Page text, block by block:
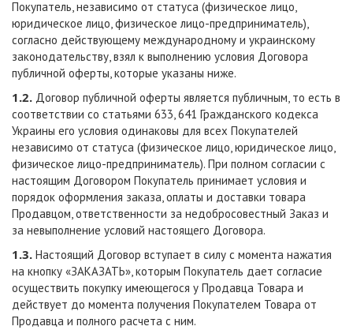
Покупатель, независимо от статуса (физическое лицо,
юридическое лицо, физическое лицо-предприниматель),
согласно действующему международному и украинскому
законодательству, взял к выполнению условия Договора
публичной оферты, которые указаны ниже.
1.2. Договор публичной оферты является публичным, то есть в
соответствии со статьями 633, 641 Гражданского кодекса
Украины его условия одинаковы для всех Покупателей
независимо от статуса (физическое лицо, юридическое лицо,
физическое лицо-предприниматель). При полном согласии с
настоящим Договором Покупатель принимает условия и
порядок оформления заказа, оплаты и доставки товара
Продавцом, ответственности за недобросовестный Заказ и
за невыполнение условий настоящего Договора.
1.3. Настоящий Договор вступает в силу с момента нажатия
на кнопку «ЗАКАЗАТЬ», которым Покупатель дает согласие
осуществить покупку имеющегося у Продавца Товара и
действует до момента получения Покупателем Товара от
Продавца и полного расчета с ним.